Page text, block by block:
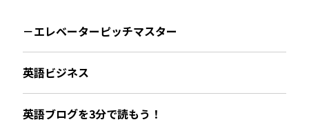
－エレベーターピッチマスター
英語ビジネス
英語ブログを3分で読もう！